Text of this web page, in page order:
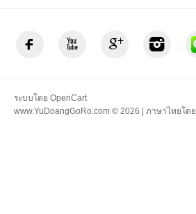
ระบบโดย OpenCart
www.YuDoangGoRo.com © 2026 | ภาษาไทยโดย